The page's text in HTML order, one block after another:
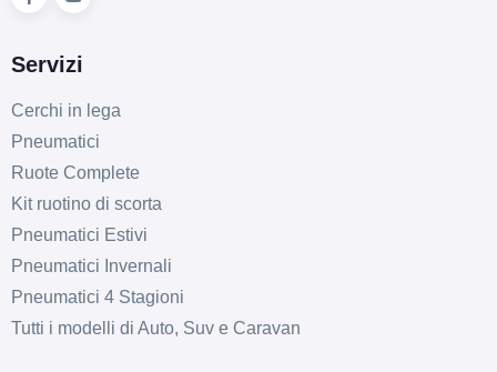
Servizi
Cerchi in lega
Pneumatici
Ruote Complete
Kit ruotino di scorta
Pneumatici Estivi
Pneumatici Invernali
Pneumatici 4 Stagioni
Tutti i modelli di Auto, Suv e Caravan